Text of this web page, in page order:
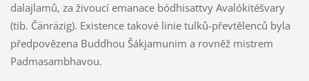
dalajlamů, za živoucí emanace bódhisattvy Avalókitéšvary
(tib. Čänräzig). Existence takové linie tulků-převtělenců byla
předpovězena Buddhou Šákjamunim a rovněž mistrem
Padmasambhavou.